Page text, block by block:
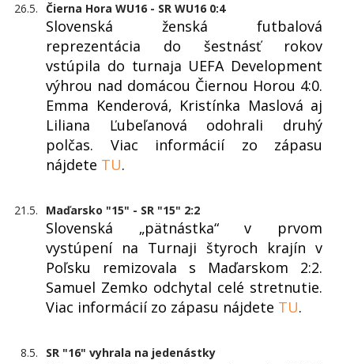
26.5. Čierna Hora WU16 - SR WU16 0:4
Slovenská ženská futbalová
reprezentácia do šestnásť rokov
vstúpila do turnaja UEFA Development
výhrou nad domácou Čiernou Horou 4:0.
Emma Kenderová, Kristínka Maslová aj
Liliana Ľubeľanová odohrali druhý
polčas. Viac informácií zo zápasu
nájdete TU.
21.5. Maďarsko "15" - SR "15" 2:2
Slovenská „pätnástka“ v prvom
vystúpení na Turnaji štyroch krajín v
Poľsku remizovala s Maďarskom 2:2.
Samuel Zemko odchytal celé stretnutie.
Viac informácií zo zápasu nájdete TU.
8.5. SR "16" vyhrala na jedenástky